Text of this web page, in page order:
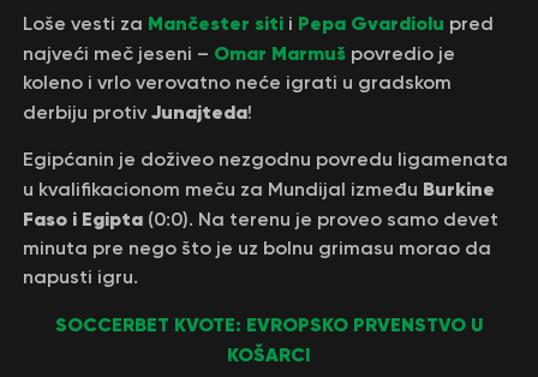
Loše vesti za Mančester sitii Pepa Gvardiolu pred
najveći meč jeseni – Omar Marmušpovredio je
koleno i vrlo verovatno neće igrati u gradskom
derbiju protiv Junajteda!
Egipćanin je doživeo nezgodnu povredu ligamenata
u kvalifikacionom meču za Mundijal između Burkine
Faso i Egipta(0:0). Na terenu je proveo samo devet
minuta pre nego što je uz bolnu grimasu morao da
napusti igru.
SOCCERBET KVOTE: EVROPSKO PRVENSTVO U
KOŠARCI